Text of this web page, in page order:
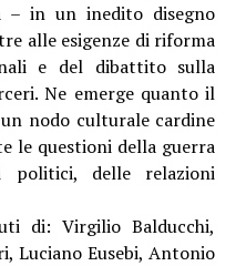
– in un inedito disegno
alle esigenze di riforma
e del dibattito sulla
Ne emerge quanto il
nodo culturale cardine
le questioni della guerra
delle relazioni
di: Virgilio Balducchi,
Luciano Eusebi, Antonio